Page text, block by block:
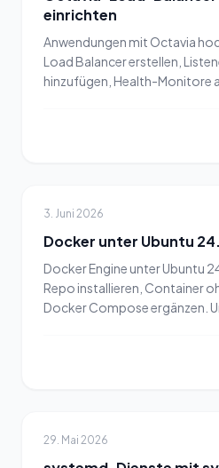
einrichten
Anwendungen mit Octavia
Load Balancer erstellen,
hinzufügen, Health-Monitore
3. Juni 2026
Docker unter Ubuntu
Docker Engine unter Ubuntu
Repo installieren, Container
Docker Compose ergänzen.
29. Mai 2026